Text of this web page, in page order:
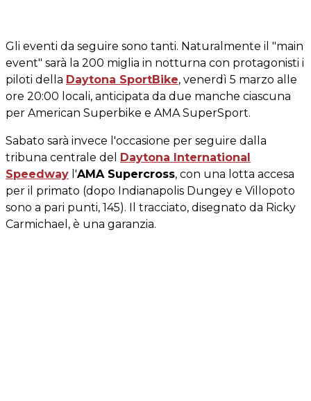
Gli eventi da seguire sono tanti. Naturalmente il "main
event" sarà la 200 miglia in notturna con protagonisti i
piloti della Daytona SportBike, venerdì 5 marzo alle
ore 20:00 locali, anticipata da due manche ciascuna
per American Superbike e AMA SuperSport.
Sabato sarà invece l'occasione per seguire dalla
tribuna centrale del
Daytona International
Speedway l'AMA Supercross, con una lotta accesa
per il primato (dopo Indianapolis Dungey e Villopoto
sono a pari punti, 145). Il tracciato, disegnato da Ricky
Carmichael, è una garanzia.